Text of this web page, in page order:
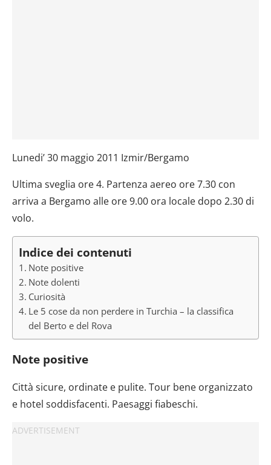
Lunedi’ 30 maggio 2011 Izmir/Bergamo
Ultima sveglia ore 4. Partenza aereo ore 7.30 con
arriva a Bergamo alle ore 9.00 ora locale dopo 2.30 di
volo.
Indice dei contenuti
Note positive
Note dolenti
Curiosità
Le 5 cose da non perdere in Turchia – la classifica
del Berto e del Rova
Note positive
Città sicure, ordinate e pulite. Tour bene organizzato
e hotel soddisfacenti. Paesaggi fiabeschi.